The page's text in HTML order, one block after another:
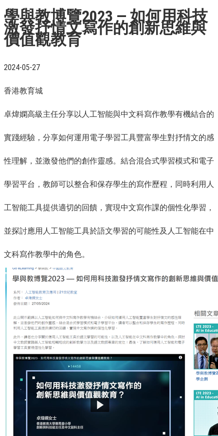
學與教博覽2023 — 如何用科技
激發抒情文寫作的創新思維與
價值觀教育
2024-05-27
香港教育城
卓煒嫻高級主任分享以人工智能與中文科寫作教學有機結合的
實踐經驗，分享如何運用電子學習工具豐富學生對抒情文的感
性理解，並激發他們的創作靈感。結合混合式學習模式和電子
學習平台，教師可以整合和保存學生的寫作歷程，同時利用人
工智能工具提供適切的回饋，實現中文寫作課的個性化學習，
並探討應用人工智能工具於語文學習的可能性及人工智能在中
文科寫作教學中的角色。